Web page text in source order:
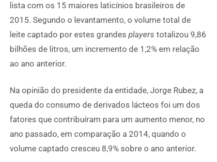
lista com os 15 maiores laticínios brasileiros de
2015. Segundo o levantamento, o volume total de
leite captado por estes grandes players totalizou 9,86
bilhões de litros, um incremento de 1,2% em relação
ao ano anterior.
Na opinião do presidente da entidade, Jorge Rubez, a
queda do consumo de derivados lácteos foi um dos
fatores que contribuíram para um aumento menor, no
ano passado, em comparação a 2014, quando o
volume captado cresceu 8,9% sobre o ano anterior.